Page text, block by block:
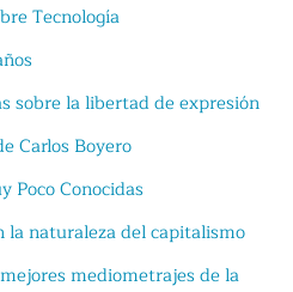
Tecnología
sobre la libertad de expresión
Carlos Boyero
Poco Conocidas
la naturaleza del capitalismo
mediometrajes de la